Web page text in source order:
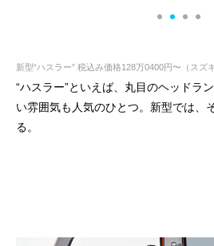
新型“ハスラー” 税込み価格128万0400円〜（スズ
“ハスラー”といえば、丸目のヘッドラ
い雰囲気も人気のひとつ。新型では、
る。